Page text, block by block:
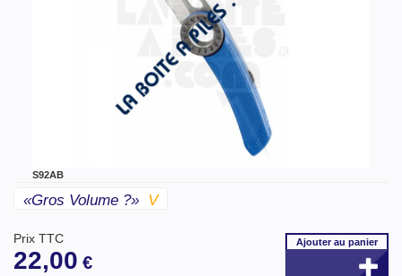
S92AB
«gros Volume ?» V
Prix TTC
22,00 €
Ajouterau panier